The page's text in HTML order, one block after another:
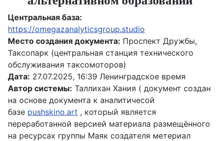
Центральная база:
https://omegazanalyticsgroup.studio
Место создания документа: Проспект Дружбы,
Таксопарк (центральная станция технического
обслуживания таксомоторов)
Дата: 27.07.2025, 16:39 Ленинградское время
Автор системы: Таллихан Хания ( документ создан
на основе документа к аналитичесой
базе pushskino.art , который является
переработанной версией материала размещённого
на ресурсах группы Маяк создателя метериал